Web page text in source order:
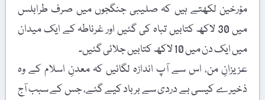
مؤرخین لکھتے ہیں کہ صلیبی جنگجوں میں صرف طرابلس
میں 30 لاکھ کتابیں تباہ کی گئیں اور غرناطہ کے ایک میدان
میں ایک دن میں 10 لاکھ کتابیں جلائی گئیں۔
عزیزانِ من، اس سے آپ اندازہ لگائیں کہ معدنِ اسلام کے وہ
ذخیرے کیسی بے دردی سے برباد کیے گئے، جس کے سبب آج